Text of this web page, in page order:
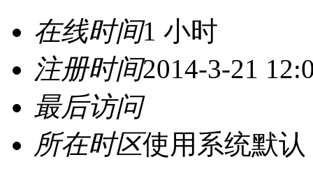
在线时间1 小时
注册时间2014-3-21
最后访问
所在时区使用系统默认